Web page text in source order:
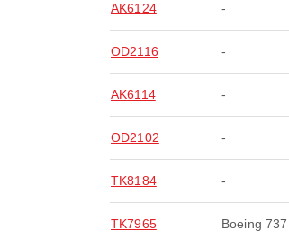
AK6124 -
OD2116 -
AK6114 -
OD2102 -
TK8184 -
TK7965 Boeing 737